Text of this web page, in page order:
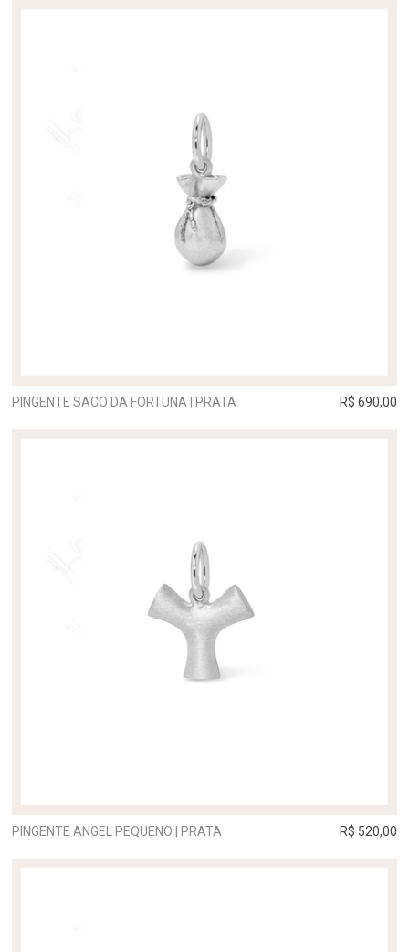
PINGENTE SACO DA FORTUNA | PRATA R$ 690,00
PINGENTE ANGEL PEQUENO | PRATA R$ 520,00